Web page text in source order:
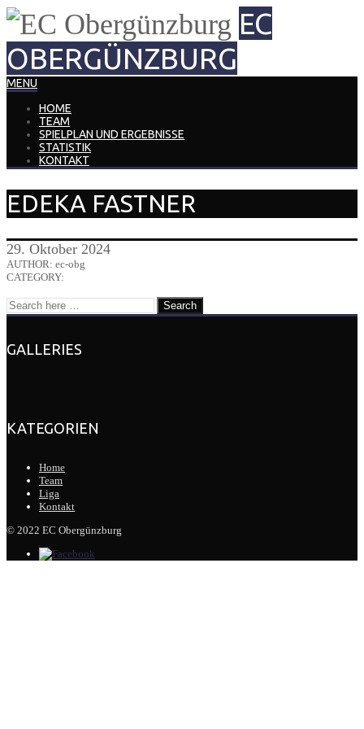
EC
OBERGÜNZBURG
MENU
HOME
TEAM
SPIELPLAN UND ERGEBNISSE
STATISTIK
KONTAKT
EDEKA FASTNER
29. Oktober 2024
AUTHOR: ec-obg
CATEGORY:
GALLERIES
KATEGORIEN
Home
Team
Liga
Kontakt
© 2022 EC Obergünzburg